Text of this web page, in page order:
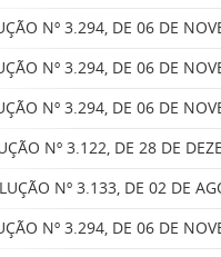
Nº 3.294, DE 06 DE
Nº 3.294, DE 06 DE
Nº 3.294, DE 06 DE
Nº 3.122, DE 28 DE
Nº 3.133, DE 02 DE
Nº 3.294, DE 06 DE